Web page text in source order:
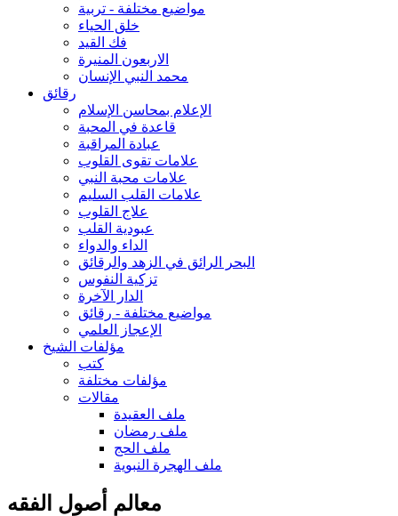
مواضيع مختلفة - تربية
خلق الحياء
فك القيد
الاربعون المنيرة
محمد النبي الإنسان
رقائق
الإعلام بمحاسن الإسلام
قاعدة في المحبة
عبادة المراقبة
علامات تقوى القلوب
علامات محبة النبي
علامات القلب السليم
علاج القلوب
عبودية القلب
الداء والدواء
البحر الرائق في الزهد والرقائق
تزكية النفوس
الدار الآخرة
مواضيع مختلفة - رقائق
الإعجاز العلمي
مؤلفات الشيخ
كتب
مؤلفات مختلفة
مقالات
ملف العقيدة
ملف رمضان
ملف الحج
ملف الهجرة النبوية
معالم أصول الفقه